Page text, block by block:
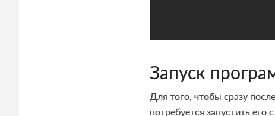
Запуск
Для того, чтобы сразу
потребуется запустить